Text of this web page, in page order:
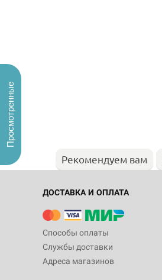
Рекомендуем вам
ДОСТАВКА И ОПЛАТА
Способы оплаты
Службы доставки
Адреса магазинов
Просмотренные